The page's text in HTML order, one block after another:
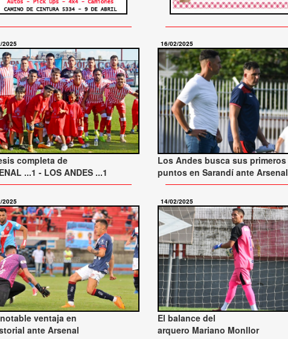
2025
completa de
...1 - LOS ANDES ...1
16/02/2025
Los Andes busca sus primeros
puntos en Sarandí ante Arsenal
2025
ventaja en
ante Arsenal
14/02/2025
El balance del
arquero Mariano Monllor